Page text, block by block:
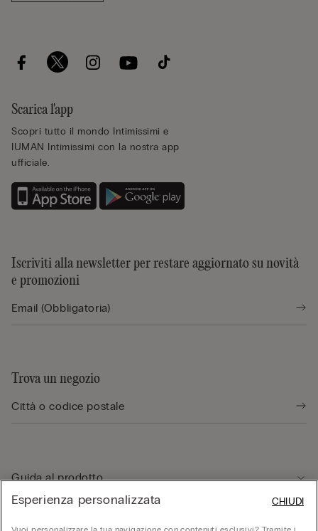
Scarica l'app
Scopri tutto il mondo Intimissimi e
IUMAN Intimissimi con la nostra app
ufficiale.
Iscriviti alla newsletter per restare aggiornato su novità
e promozioni
Trova un negozio
Guida al prodotto
Esperienza personalizzata CHIUDI